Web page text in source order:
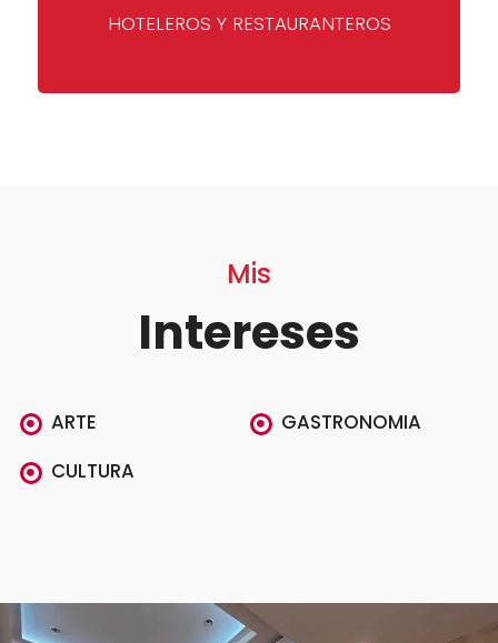
HOTELEROS Y RESTAURANTEROS
Mis
Intereses
ARTE
CULTURA
GASTRONOMIA